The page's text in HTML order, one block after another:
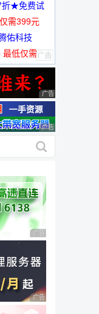
折★免费试
需399元
佑科技
最低仅需
广告 商业广告，理
广告 商业广告，理
广告 商业广告，理性
广告 商业广告，理性